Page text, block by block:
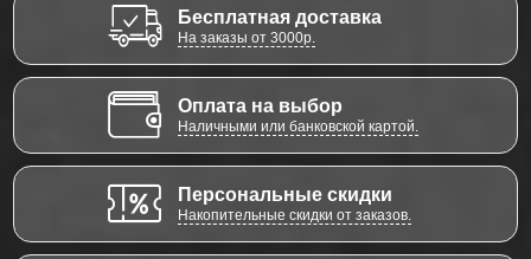
Бесплатная доставка
На заказы от 3000р.
Оплата на выбор
Наличными или банковской картой.
Персональные скидки
Накопительные скидки от заказов.